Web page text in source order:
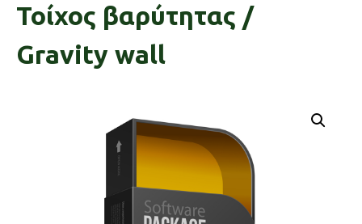
Τοίχος βαρύτητας /
Gravity wall